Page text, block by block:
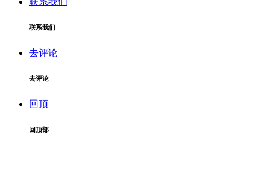
联系我们
去评论
去评论
回顶
回顶部